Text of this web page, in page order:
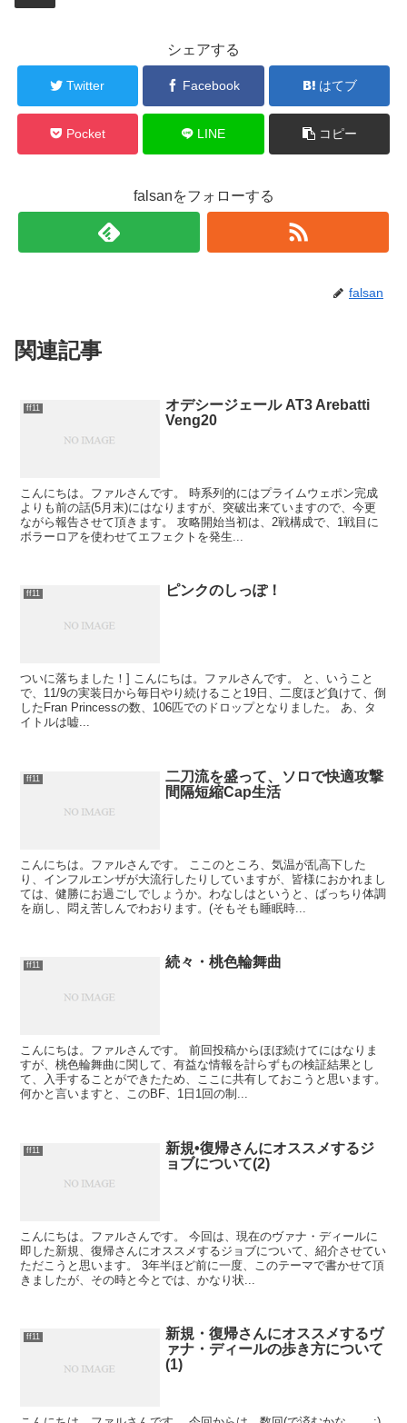
シェアする
Twitter Facebook はてブ
Pocket LINE コピー
falsanをフォローする
falsan
関連記事
ff11
オデシージェール AT3 Arebatti
Veng20
こんにちは。ファルさんです。 時系列的にはプライムウェポン完成
よりも前の話(5月末)にはなりますが、突破出来ていますので、今更
ながら報告させて頂きます。 攻略開始当初は、2戦構成で、1戦目に
ボラーロアを使わせてエフェクトを発生...
ff11 ピンクのしっぽ！
ついに落ちました！] こんにちは。ファルさんです。 と、いうこと
で、11/9の実装日から毎日やり続けること19日、二度ほど負けて、倒
したFran Princessの数、106匹でのドロップとなりました。 あ、タ
イトルは嘘...
ff11
二刀流を盛って、ソロで快適攻撃
間隔短縮Cap生活
こんにちは。ファルさんです。 ここのところ、気温が乱高下した
り、インフルエンザが大流行したりしていますが、皆様におかれまし
ては、健勝にお過ごしでしょうか。わなしはというと、ばっちり体調
を崩し、悶え苦しんでわおります。(そもそも睡眠時...
ff11 続々・桃色輪舞曲
こんにちは。ファルさんです。 前回投稿からほぼ続けてにはなりま
すが、桃色輪舞曲に関して、有益な情報を計らずもの検証結果とし
て、入手することができたため、ここに共有しておこうと思います。
何かと言いますと、このBF、1日1回の制...
ff11
新規•復帰さんにオススメするジ
ョブについて(2)
こんにちは。ファルさんです。 今回は、現在のヴァナ・ディールに
即した新規、復帰さんにオススメするジョブについて、紹介させてい
ただこうと思います。 3年半ほど前に一度、このテーマで書かせて頂
きましたが、その時と今とでは、かなり状...
ff11
新規・復帰さんにオススメするヴ
ァナ・ディールの歩き方について
(1)